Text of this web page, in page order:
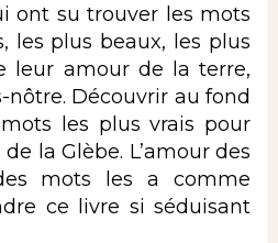
ont su trouver les mots
les plus beaux, les plus
leur amour de la terre,
Découvrir au fond
les plus vrais pour
la Glèbe. L’amour des
mots les a comme
ce livre si séduisant